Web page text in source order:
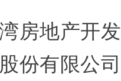
房地产开发
份有限公司